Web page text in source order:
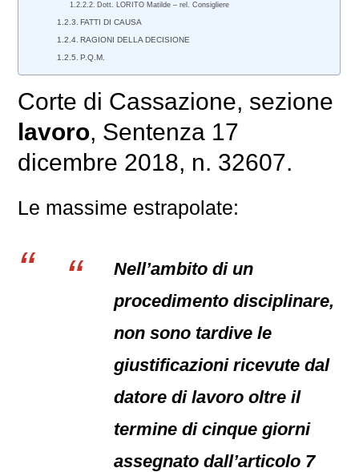
Dott. LORITO Matilde – rel. Consigliere
FATTI DI CAUSA
RAGIONI DELLA DECISIONE
P.Q.M.
Corte di Cassazione, sezione
lavoro, Sentenza 17
dicembre 2018, n. 32607.
Le massime estrapolate:
Nell’ambito di un
procedimento disciplinare,
non sono tardive le
giustificazioni ricevute dal
datore di lavoro oltre il
termine di cinque giorni
assegnato dall’articolo 7